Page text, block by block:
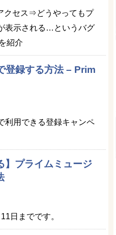
クセス⇒どうやってもプ
表示される…というバグ
紹介
登録する方法 – Prim
利用できる登録キャンペ
】プライムミュージ
日までです。